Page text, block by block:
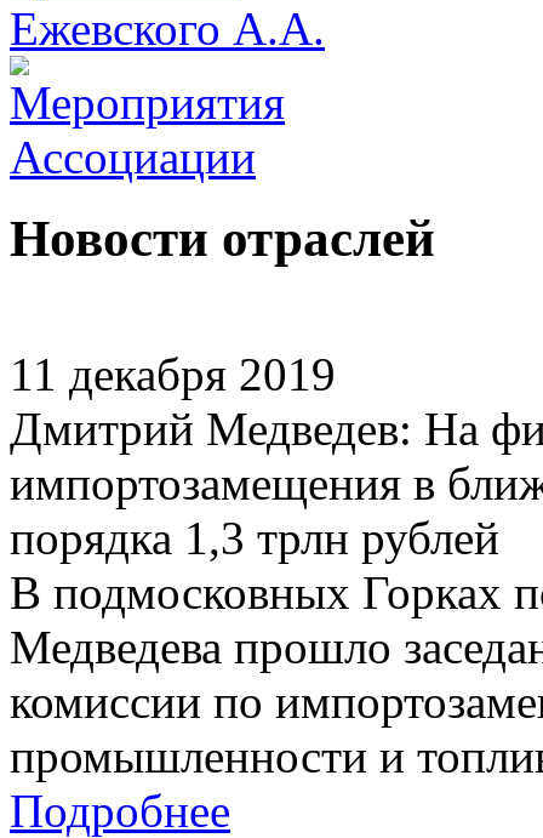
Новости отраслей
11 декабря 2019
Дмитрий Медведев: На
импортозамещения в
порядка 1,3 трлн рублей
В подмосковных Горках
Медведева прошло
комиссии по
промышленности и
Подробнее